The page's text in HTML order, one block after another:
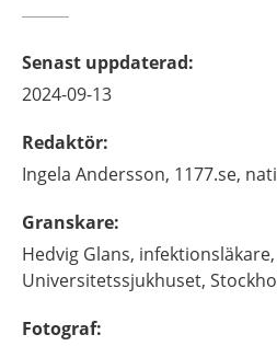
Senast uppdaterad:
2024-09-13
Redaktör:
Ingela Andersson, 1177.se,
Granskare:
Hedvig Glans, infektionsläkare,
Universitetssjukhuset,
Fotograf: